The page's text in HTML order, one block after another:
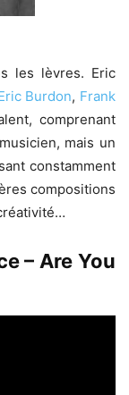
les lèvres. Eric
Burdon, Frank
comprenant
mais un
constamment
compositions
– Are You